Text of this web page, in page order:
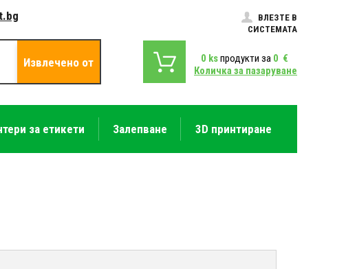
ВЛЕЗТЕ В
СИСТЕМАТА
Извлечено от 0 ksпродукти за 0 €
Количка за пазаруване
за етикети Залепване 3D принтиране